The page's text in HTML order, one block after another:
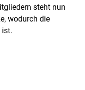
steht nun
wodurch die
ist.